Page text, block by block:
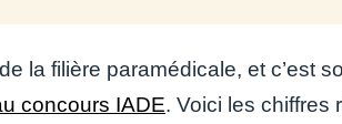
la filière paramédicale, et c’est
concours IADE. Voici les chiffres